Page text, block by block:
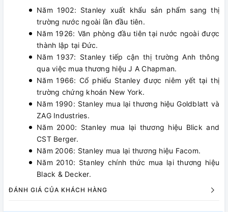
Năm 1902: Stanley xuất khẩu sản phẩm sang thị
trường nước ngoài lần đầu tiên.
Năm 1926: Văn phòng đầu tiên tại nước ngoài được
thành lập tại Đức.
Năm 1937: Stanley tiếp cận thị trường Anh thông
qua việc mua thương hiệu J A Chapman.
Năm 1966: Cổ phiếu Stanley được niêm yết tại thị
trường chứng khoán New York.
Năm 1990: Stanley mua lại thương hiệu Goldblatt và
ZAG Industries.
Năm 2000: Stanley mua lại thương hiệu Blick and
CST Berger.
Năm 2006: Stanley mua lại thương hiệu Facom.
Năm 2010: Stanley chính thức mua lại thương hiệu
Black & Decker.
ĐÁNH GIÁ CỦA KHÁCH HÀNG